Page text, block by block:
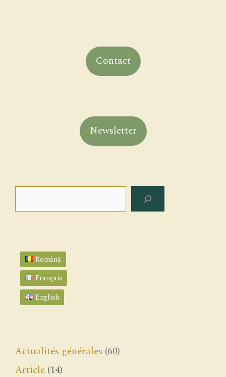
Contact
Newsletter
Română
Français
English
Actualités générales (60)
Article (14)